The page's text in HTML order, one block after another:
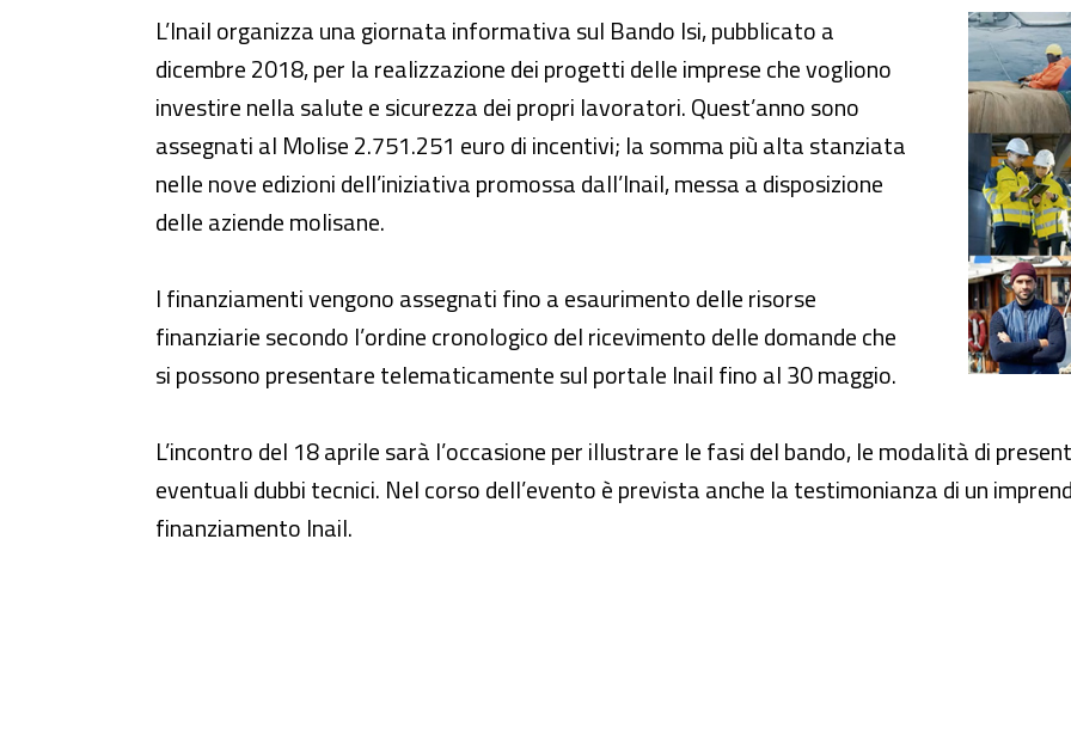
Evento – Bando Isi 2018: incentivi per la sicurezza sul lavoro
L’Inail organizza una giornata informativa sul Bando Isi, pubblicato a
dicembre 2018, per la realizzazione dei progetti delle imprese che vogliono
investire nella salute e sicurezza dei propri lavoratori. Quest’anno sono
assegnati al Molise 2.751.251 euro di incentivi; la somma più alta stanziata
nelle nove edizioni dell’iniziativa promossa dall’Inail, messa a disposizione
delle aziende molisane.
I finanziamenti vengono assegnati fino a esaurimento delle risorse
finanziarie secondo l’ordine cronologico del ricevimento delle domande che
si possono presentare telematicamente sul portale Inail fino al 30 maggio.
L’incontro del 18 aprile sarà l’occasione per illustrare le fasi del bando, le modalità di
eventuali dubbi tecnici. Nel corso dell’evento è prevista anche la testimonianza di un
finanziamento Inail.